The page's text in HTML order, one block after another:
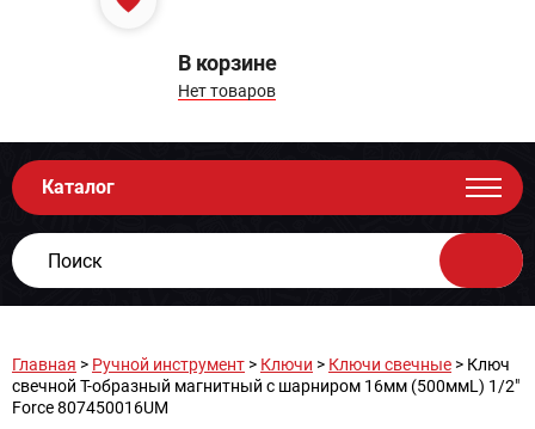
В корзине
Нет товаров
Каталог
Главная > Ручной инструмент > Ключи > Ключи свечные > Ключ
свечной Т-образный магнитный с шарниром 16мм (500ммL) 1/2"
Force 807450016UM